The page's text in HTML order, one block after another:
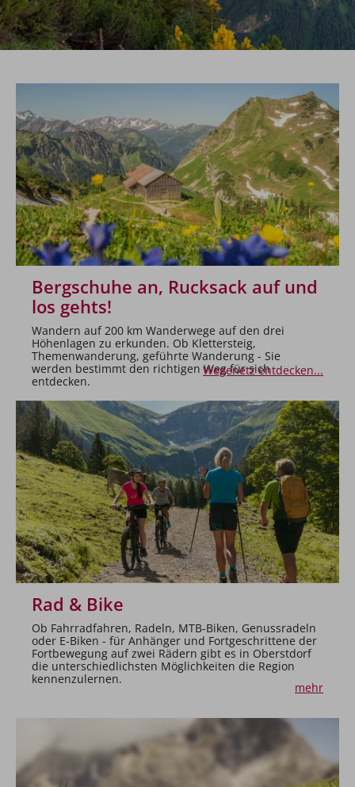
Bergschuhe an, Rucksack auf und
los gehts!
Wandern auf 200 km Wanderwege auf den drei
Höhenlagen zu erkunden. Ob Klettersteig,
Themenwanderung, geführte Wanderung - Sie
werden bestimmt den richtigen Weg für sich
entdecken.
Wegenetz entdecken...
Rad & Bike
Ob Fahrradfahren, Radeln, MTB-Biken, Genussradeln
oder E-Biken - für Anhänger und Fortgeschrittene der
Fortbewegung auf zwei Rädern gibt es in Oberstdorf
die unterschiedlichsten Möglichkeiten die Region
kennenzulernen.
mehr